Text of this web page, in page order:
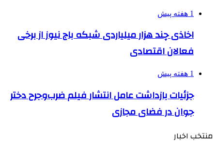
1 هفته پیش
اخاذی چند هزار میلیاردی شبکه باج نیوز از برخی
فعالان اقتصادی
1 هفته پیش
جزئیات بازداشت عامل انتشار فیلم ضرب‌وجرح دختر
جوان در فضای مجازی
منتخب اخبار